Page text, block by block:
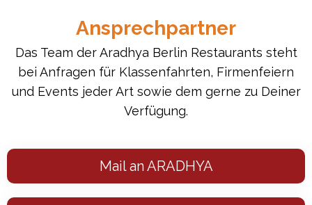
Ansprechpartner
Das Team der Aradhya Berlin Restaurants steht
bei Anfragen für Klassenfahrten, Firmenfeiern
und Events jeder Art sowie dem gerne zu Deiner
Verfügung.
Mail an ARADHYA